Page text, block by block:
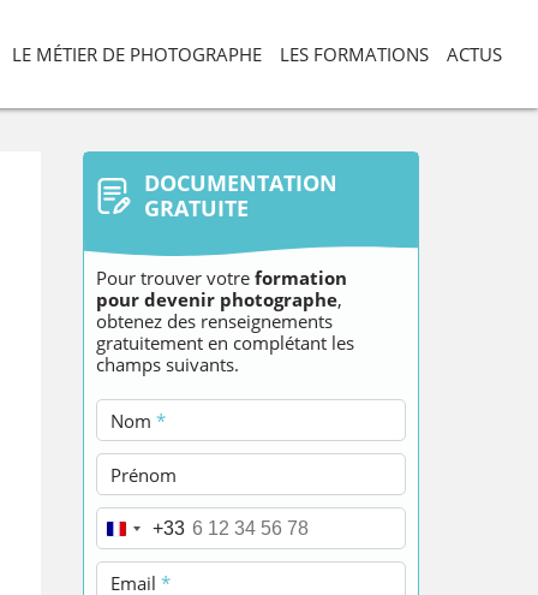
LE MÉTIER DE PHOTOGRAPHE LES FORMATIONS ACTUS
DOCUMENTATION
GRATUITE
Pour trouver votre formation
pour devenir photographe,
obtenez des renseignements
gratuitement en complétant les
champs suivants.
Nom *
Prénom
Téléphone*
+33
Email *